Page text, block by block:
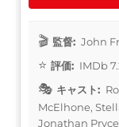
監督: John
評価: IMDb
キャスト:
McElhone,
Jonathan Pryce